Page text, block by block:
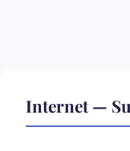
Internet —